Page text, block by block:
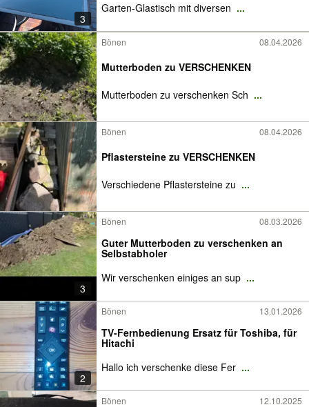
3
Garten-Glastisch mit diversen ...
Bönen 08.04.2026
Mutterboden zu VERSCHENKEN
Mutterboden zu verschenken Sch ...
Bönen 08.04.2026
Pflastersteine zu VERSCHENKEN
Verschiedene Pflastersteine zu ...
3
Bönen 08.03.2026
Guter Mutterboden zu verschenken an
Selbstabholer
Wir verschenken einiges an sup ...
2
Bönen 13.01.2026
TV-Fernbedienung Ersatz für Toshiba, für
Hitachi
Hallo ich verschenke diese Fer ...
Bönen 12.10.2025